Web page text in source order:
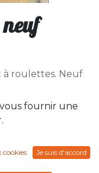
à roulettes. Neuf
fournir une
cookies Je suis d'accord